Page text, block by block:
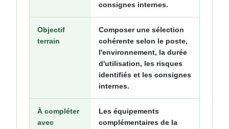
consignes internes.
Objectif
terrain
Composer une sélection
cohérente selon le poste,
l'environnement, la durée
d'utilisation, les risques
identifiés et les consignes
internes.
À compléter
avec
Les équipements
complémentaires de la